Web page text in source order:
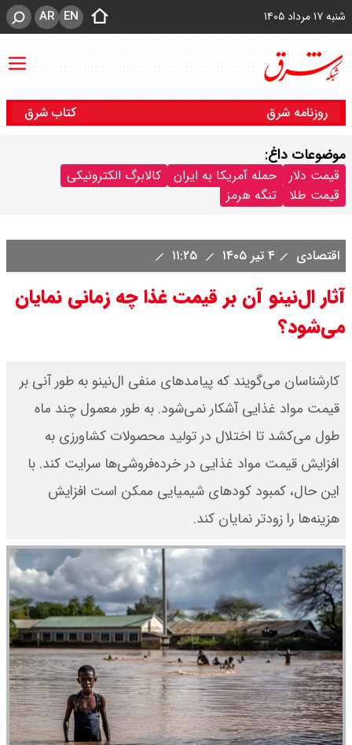
شنبه ۱۷ مرداد ۱۴۰۵ EN
AR
روزنامه شرق کتاب شرق
موضوعات داغ:
قیمت دلار حمله آمریکا به ایران
کالابرگ الکترونیکی
قیمت طلا
تنگه هرمز
اقتصادی ۴ تیر ۱۴۰۵
آثار ال‌نینو آن بر قیمت غذا چه زمانی نمایان
می‌شود؟
کارشناسان می‌گویند که پیامدهای منفی ال‌نینو به طور آنی بر
قیمت مواد غذایی آشکار نمی‌شود. به طور معمول چند ماه
طول می‌کشد تا اختلال در تولید محصولات کشاورزی به
افزایش قیمت مواد غذایی در خرده‌فروشی‌ها سرایت کند. با
این حال، کمبود کودهای شیمیایی ممکن است افزایش
هزینه‌ها را زودتر نمایان کند.